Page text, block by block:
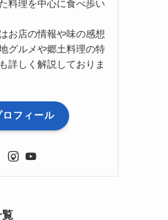
料理を中心に食べ歩い
お店の情報や味の感想
グルメや郷土料理の特
詳しく解説しておりま
ロフィール
覧